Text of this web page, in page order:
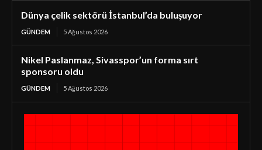
Dünya çelik sektörü İstanbul’da buluşuyor
GÜNDEM 5 Ağustos 2026
Nikel Paslanmaz, Sivasspor’un forma sırt
sponsoru oldu
GÜNDEM 5 Ağustos 2026